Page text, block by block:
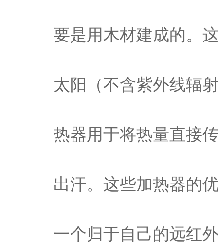
要是用木材建成的。
太阳（不含紫外线辐
热器用于将热量直接
出汗。这些加热器的
一个归于自己的远红